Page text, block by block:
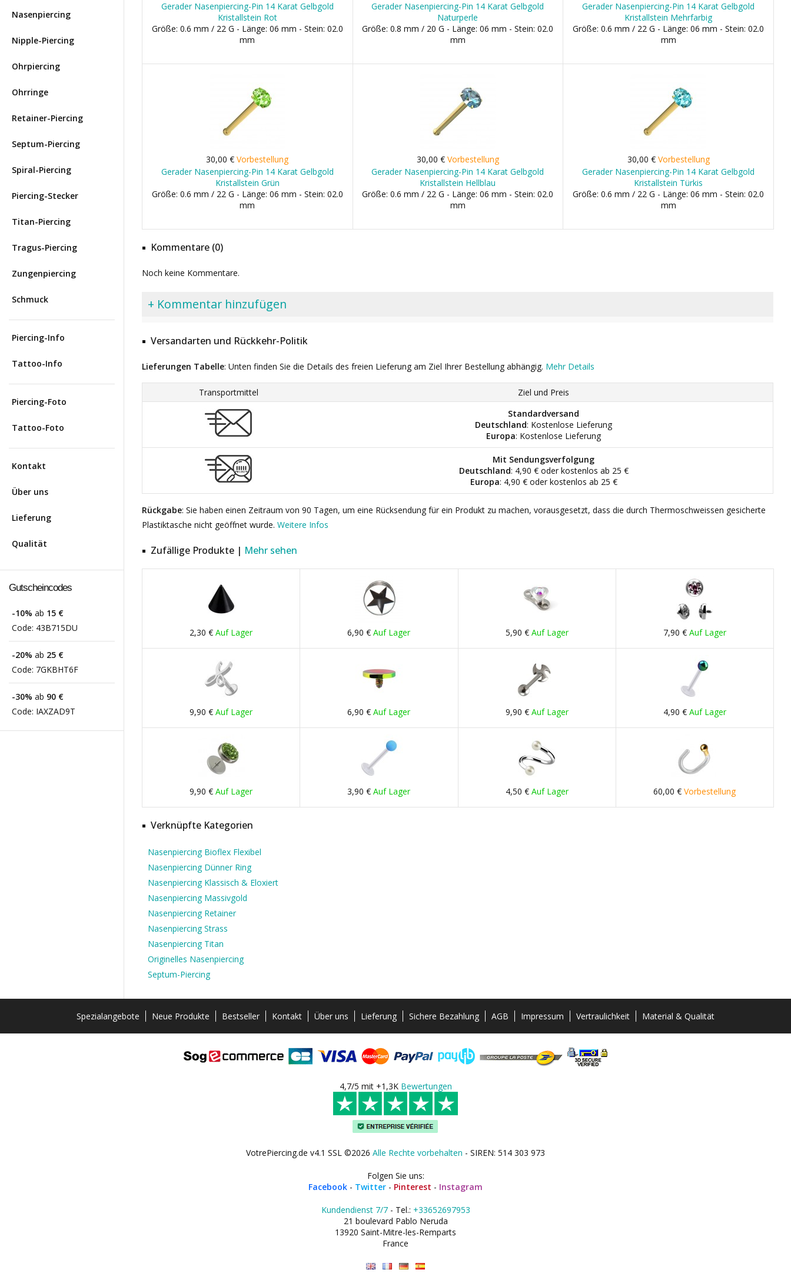
Nasenpiercing
Nipple-Piercing
Ohrpiercing
Ohrringe
Retainer-Piercing
Septum-Piercing
Spiral-Piercing
Piercing-Stecker
Titan-Piercing
Tragus-Piercing
Zungenpiercing
Schmuck
Piercing-Info
Tattoo-Info
Piercing-Foto
Tattoo-Foto
Kontakt
Über uns
Lieferung
Qualität
Gutscheincodes
-10% ab 15 €
Code: 43B715DU
-20% ab 25 €
Code: 7GKBHT6F
-30% ab 90 €
Code: IAXZAD9T
Gerader Nasenpiercing-Pin 14 Karat Gelbgold
Kristallstein Rot
Größe: 0.6 mm / 22 G - Länge: 06 mm - Stein: 02.0
mm
Gerader Nasenpiercing-Pin 14 Karat Gelbgold
Naturperle
Größe: 0.8 mm / 20 G - Länge: 06 mm - Stein: 02.0
mm
Gerader Nasenpiercing-Pin 14 Karat Gelbgold
Kristallstein Mehrfarbig
Größe: 0.6 mm / 22 G - Länge: 06 mm - Stein: 02.0
mm
30,00 €Vorbestellung
Gerader Nasenpiercing-Pin 14 Karat Gelbgold
Kristallstein Grün
Größe: 0.6 mm / 22 G - Länge: 06 mm - Stein: 02.0
mm
30,00 € Vorbestellung
Gerader Nasenpiercing-Pin 14 Karat Gelbgold
Kristallstein Hellblau
Größe: 0.6 mm / 22 G - Länge: 06 mm - Stein: 02.0
mm
30,00 € Vorbestellung
Gerader Nasenpiercing-Pin 14 Karat Gelbgold
Kristallstein Türkis
Größe: 0.6 mm / 22 G - Länge: 06 mm - Stein: 02.0
mm
Kommentare (0)
Noch keine Kommentare.
+ Kommentar hinzufügen
Versandarten und Rückkehr-Politik
Lieferungen Tabelle: Unten finden Sie die Details des freien Lieferung am Ziel Ihrer Bestellung abhängig. Mehr Details
Transportmittel
Ziel und Preis
Standardversand
Deutschland: Kostenlose Lieferung
Europa: Kostenlose Lieferung
Mit Sendungsverfolgung
Deutschland: 4,90 € oder kostenlos ab 25 €
Europa: 4,90 € oder kostenlos ab 25 €
Rückgabe: Sie haben einen Zeitraum von 90 Tagen, um eine Rücksendung für ein Produkt zu machen, vorausgesetzt, dass die durch Thermoschweissen gesicherte
Plastiktasche nicht geöffnet wurde. Weitere Infos
Zufällige Produkte | Mehr sehen
2,30 €Auf Lager 6,90 €Auf Lager 5,90 € Auf Lager 7,90 € Auf Lager
9,90 €Auf Lager 6,90 €Auf Lager 9,90 € Auf Lager 4,90 € Auf Lager
9,90 €Auf Lager 3,90 €Auf Lager 4,50 € Auf Lager 60,00 €Vorbestellung
Verknüpfte Kategorien
Nasenpiercing Bioflex Flexibel
Nasenpiercing Dünner Ring
Nasenpiercing Klassisch & Eloxiert
Nasenpiercing Massivgold
Nasenpiercing Retainer
Nasenpiercing Strass
Nasenpiercing Titan
Originelles Nasenpiercing
Septum-Piercing
Spezialangebote Neue Produkte Bestseller Kontakt Über uns Lieferung Sichere Bezahlung AGB Impressum Vertraulichkeit Material & Qualität
4,7/5 mit +1,3K Bewertungen
VotrePiercing.de v4.1 SSL ©2026 Alle Rechte vorbehalten - SIREN: 514 303 973
Folgen Sie uns:
Facebook - Twitter - Pinterest - Instagram
Kundendienst 7/7- Tel.: +33652697953
21 boulevard Pablo Neruda
13920 Saint-Mitre-les-Remparts
France